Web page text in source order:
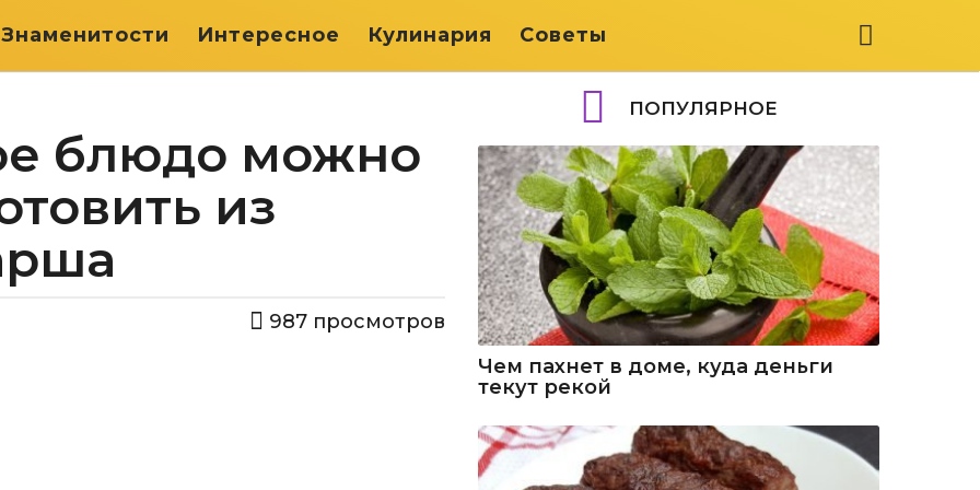
Знаменитости Интересное Кулинария Советы
блюдо можно
из
987 просмотров
ПОПУЛЯРНОЕ
Чем пахнет в доме, куда деньги
текут рекой